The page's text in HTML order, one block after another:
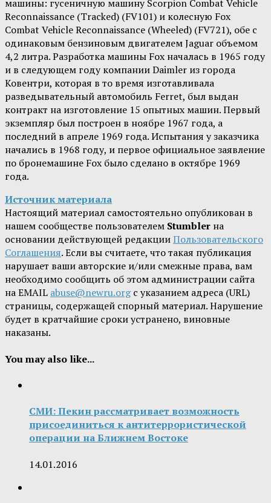
машины: гусеничную машину Scorpion Combat Vehicle
Reconnaissance (Tracked) (FV101) и колесную Fox
Combat Vehicle Reconnaissance (Wheeled) (FV721), обе с
одинаковым бензиновым двигателем Jaguar объемом
4,2 литра. Разработка машины Fox началась в 1965 году
и в следующем году компании Daimler из города
Ковентри, которая в то время изготавливала
разведывательный автомобиль Ferret, был выдан
контракт на изготовление 15 опытных машин. Первый
экземпляр был построен в ноябре 1967 года, а
последний в апреле 1969 года. Испытания у заказчика
начались в 1968 году, и первое официальное заявление
по бронемашине Fox было сделано в октябре 1969
года.
Источник материала
Настоящий материал самостоятельно опубликован в
нашем сообществе пользователем Stumbler на
основании действующей редакцииПользовательского
Соглашения. Если вы считаете, что такая публикация
нарушает ваши авторские и/или смежные права, вам
необходимо сообщить об этом администрации сайта
на EMAIL abuse@newru.orgс указанием адреса (URL)
страницы, содержащей спорный материал. Нарушение
будет в кратчайшие сроки устранено, виновные
наказаны.
You may also like...
СМИ: Пекин рассматривает возможность
присоединиться к антитеррористической
операции на Ближнем Востоке
14.01.2016